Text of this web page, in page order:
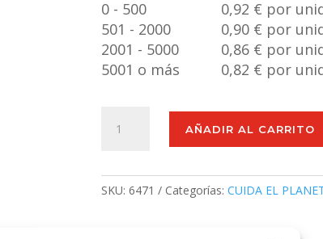
0 - 500
0,92 € por
501 - 2000
0,90 € por
2001 - 5000
0,86 € por
5001 o más
0,82 € por
Leryl
AÑADIR AL CARRITO
SKU: 6471 Categorías: CUIDA EL